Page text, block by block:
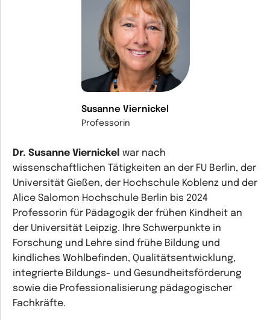
Susanne Viernickel
Professorin
Dr. Susanne Viernickel war nach
wissenschaftlichen Tätigkeiten an der FU Berlin, der
Universität Gießen, der Hochschule Koblenz und der
Alice Salomon Hochschule Berlin bis 2024
Professorin für Pädagogik der frühen Kindheit an
der Universität Leipzig. Ihre Schwerpunkte in
Forschung und Lehre sind frühe Bildung und
kindliches Wohlbefinden, Qualitätsentwicklung,
integrierte Bildungs- und Gesundheitsförderung
sowie die Professionalisierung pädagogischer
Fachkräfte.